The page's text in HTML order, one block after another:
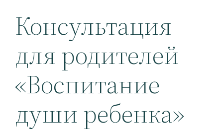
Консультация
для родителей
«Воспитание
души ребенка»